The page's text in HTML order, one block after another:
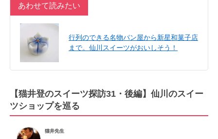
あわせて読みたい
行列のできる名物パン屋から新星和菓子店
まで。仙川スイーツがおいしそう！
【猫井登のスイーツ探訪31・後編】仙川のスイー
ツショップを巡る
猫井先生